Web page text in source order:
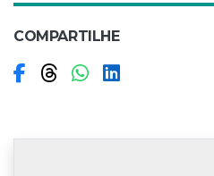
COMPARTILHE
Compartilhar no
Compartilhar